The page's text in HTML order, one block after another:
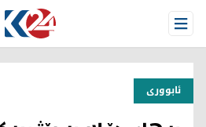
Open Menu
ئابووری